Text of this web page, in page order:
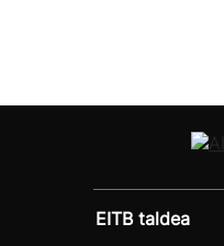
EITB taldea